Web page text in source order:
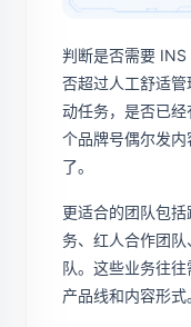
判断是否需要
否超过人工舒适
动任务，是否已
个品牌号偶尔发
了。
更适合的团队包
务、红人合作团
队。这些业务往往
产品线和内容形式